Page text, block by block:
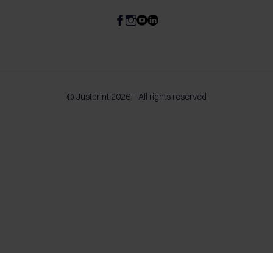
© Justprint 2026 – All rights reserved